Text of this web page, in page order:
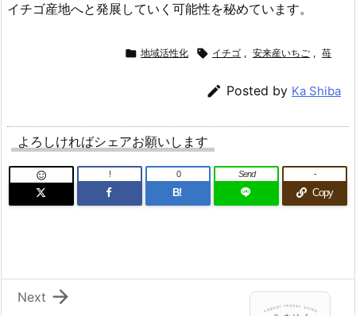
イチゴ産地へと発展していく可能性を秘めています。
 地域活性化  イチゴ , 安来産いちご , 苺
 Posted by Ka Shiba
よろしければシェアお願いします
 !
B!
0 Send
Copy
-

Next